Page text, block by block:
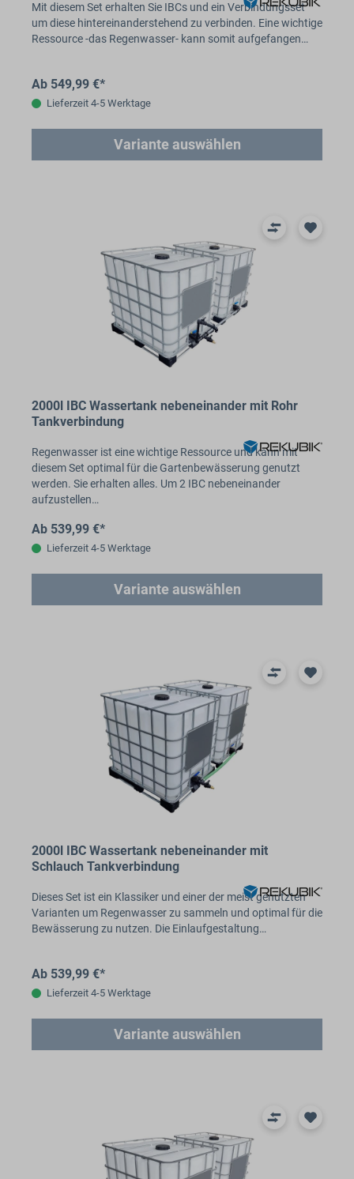
Mit diesem Set erhalten Sie IBCs und ein Verbindungsset
um diese hintereinanderstehend zu verbinden. Eine wichtige
Ressource -das Regenwasser- kann somit aufgefangen…
Ab 549,99 €*
Lieferzeit 4-5 Werktage
Variante auswählen
2000l IBC Wassertank nebeneinander mit Rohr
Tankverbindung
Regenwasser ist eine wichtige Ressource und kann mit
diesem Set optimal für die Gartenbewässerung genutzt
werden. Sie erhalten alles. Um 2 IBC nebeneinander
aufzustellen…
Ab 539,99 €*
Lieferzeit 4-5 Werktage
Variante auswählen
2000l IBC Wassertank nebeneinander mit
Schlauch Tankverbindung
Dieses Set ist ein Klassiker und einer der meist genutzten
Varianten um Regenwasser zu sammeln und optimal für die
Bewässerung zu nutzen. Die Einlaufgestaltung…
Ab 539,99 €*
Lieferzeit 4-5 Werktage
Variante auswählen